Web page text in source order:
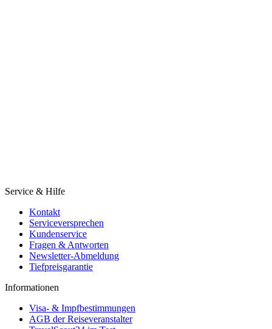
Service & Hilfe
Kontakt
Serviceversprechen
Kundenservice
Fragen & Antworten
Newsletter-Abmeldung
Tiefpreisgarantie
Informationen
Visa- & Impfbestimmungen
AGB der Reiseveranstalter